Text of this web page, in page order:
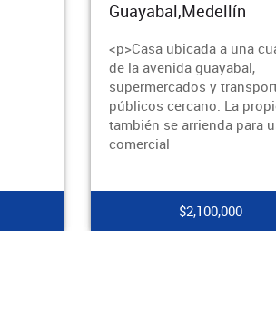
Guayabal,Medellín
<p>Casa ubicada a una
de la avenida guayabal,
supermercados y
públicos cercano. La
también se arrienda para
comercial
$2,100,000